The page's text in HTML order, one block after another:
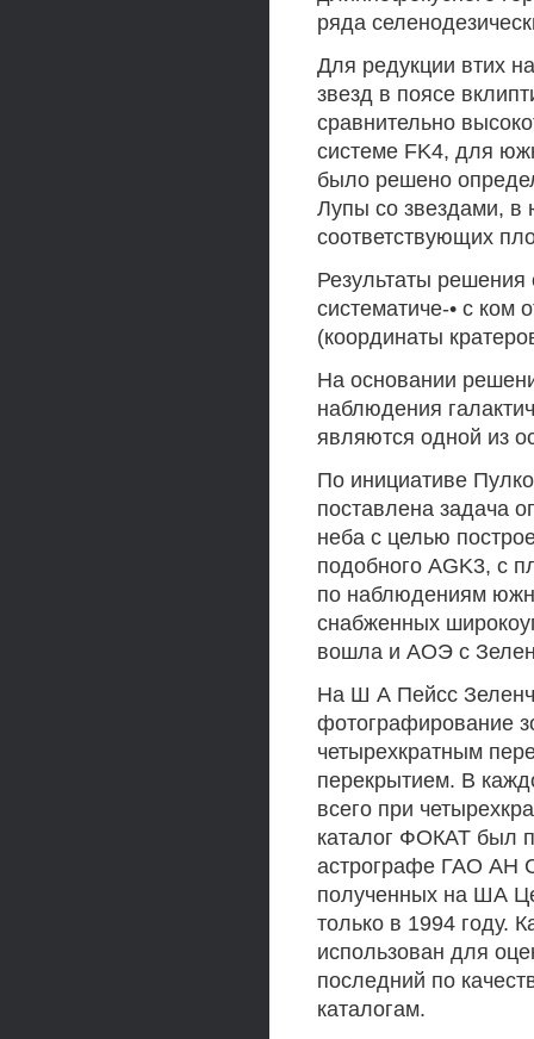
ряда
Для редукции втих
звезд в поясе
сравнительно
системе FK4, для
было решено
Лупы со звездами, в
соответствующих
Результаты
систематиче-• с ком
(координаты
На основании
наблюдения
являются одной из
По инициативе
поставлена задача
неба с целью
подобного AGK3, с
по наблюдениям
снабженных
вошла и АОЭ с
На Ш А Пейсс
фотографирование
четырехкратным
перекрытием. В
всего при
каталог ФОКАТ был
астрографе ГАО АН
полученных на ША
только в 1994 году.
использован для
последний по
каталогам.